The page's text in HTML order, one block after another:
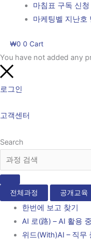
마침표 구독 신청
마케팅벨 지난호
₩0 0 Cart
You have not added any
로그인
고객센터
Search
전체과정 공개교육
한번에 보고 찾기
AI 로(路) – AI 활용
위드(With)AI – 직무